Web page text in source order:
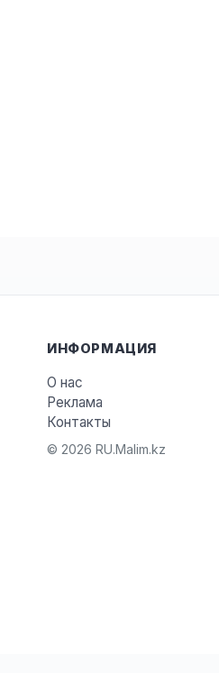
ИНФОРМАЦИЯ
О нас
Реклама
Контакты
© 2026 RU.Malim.kz